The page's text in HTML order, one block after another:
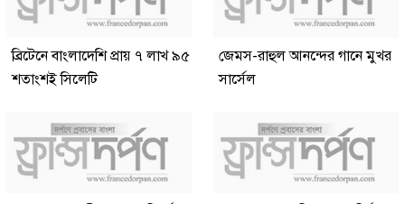
ব্রিটেনে বাংলাদেশি প্রায় ৭ লাখ ৯৫
শতাংশই সিলেটি
জেমস-রাহুল আনন্দের গানে মুখর
সার্সেল